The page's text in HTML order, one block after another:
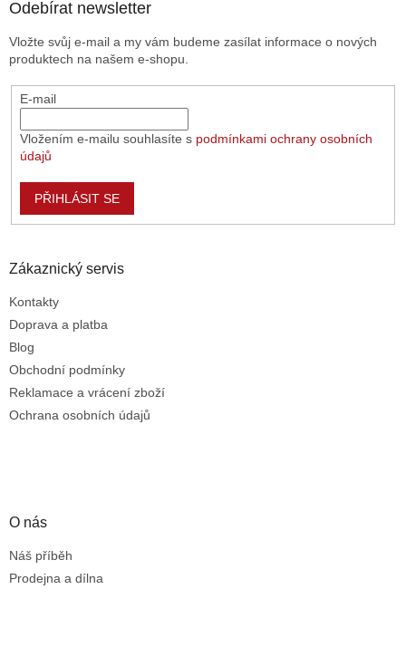
k
v
i
Odebírat newsletter
Vložte svůj e-mail a my vám budeme zasílat informace o nových
produktech na našem e-shopu.
E-mail
Vložením e-mailu souhlasíte s podmínkami ochrany osobních
údajů
PŘIHLÁSIT SE
Zákaznický servis
Kontakty
Doprava a platba
Blog
Obchodní podmínky
Reklamace a vrácení zboží
Ochrana osobních údajů
O nás
Náš příběh
Prodejna a dílna